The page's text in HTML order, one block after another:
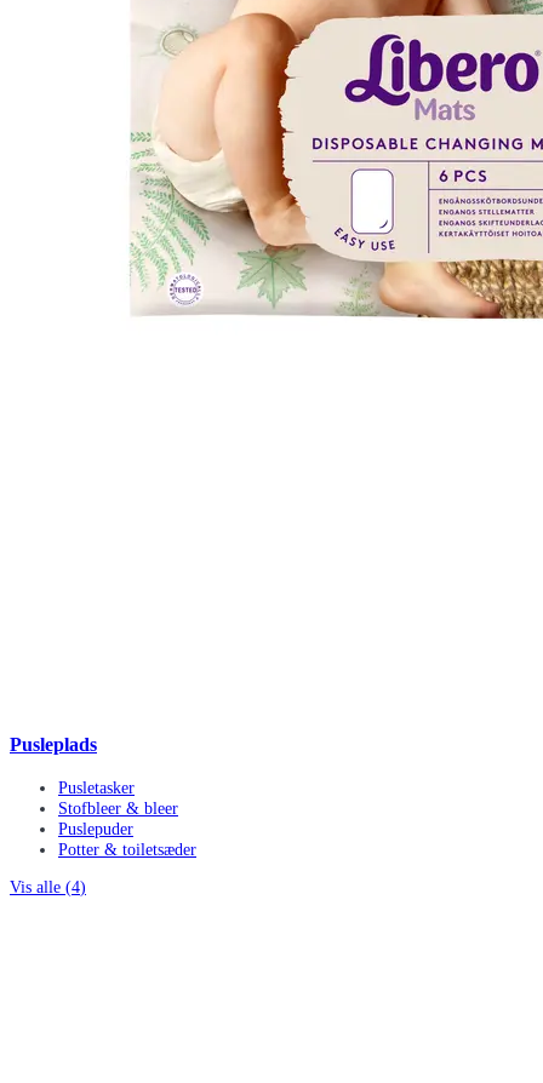
Pusleplads
Pusletasker
Stofbleer & bleer
Puslepuder
Potter & toiletsæder
Vis alle (4)